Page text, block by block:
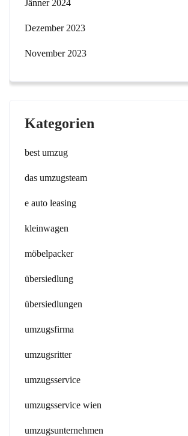
Jänner 2024
Dezember 2023
November 2023
Kategorien
best umzug
das umzugsteam
e auto leasing
kleinwagen
möbelpacker
übersiedlung
übersiedlungen
umzugsfirma
umzugsritter
umzugsservice
umzugsservice wien
umzugsunternehmen